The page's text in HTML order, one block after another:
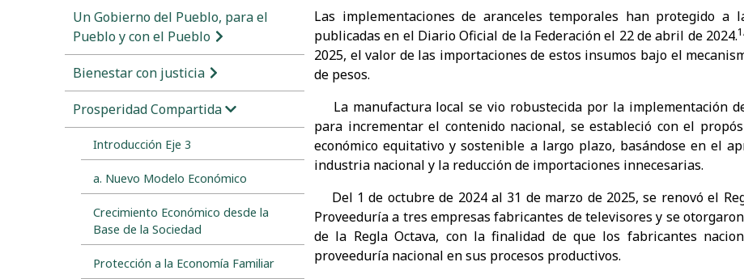
Un Gobierno del Pueblo, para el
Pueblo y con el Pueblo
Bienestar con justicia
Prosperidad Compartida
Introducción Eje 3
a. Nuevo Modelo Económico
Crecimiento Económico desde la
Base de la Sociedad
Protección a la Economía Familiar
Las implementaciones de aranceles temporales han protegido
publicadas en el Diario Oficial de la Federación el 22 de abril de 2024.
2025, el valor de las importaciones de estos insumos bajo el
de pesos.
La manufactura local se vio robustecida por la implementación
para incrementar el contenido nacional, se estableció con el
económico equitativo y sostenible a largo plazo, basándose en el
industria nacional y la reducción de importaciones innecesarias.
Del 1 de octubre de 2024 al 31 de marzo de 2025, se renovó el
Proveeduría a tres empresas fabricantes de televisores y se
de la Regla Octava, con la finalidad de que los fabricantes
proveeduría nacional en sus procesos productivos.